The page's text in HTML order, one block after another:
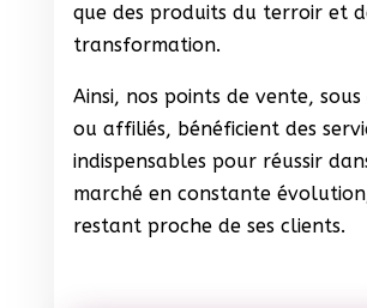
que des produits du terroir et
transformation.
Ainsi, nos points de vente, sous
ou affiliés, bénéficient des
indispensables pour réussir
marché en constante
restant proche de ses clients.